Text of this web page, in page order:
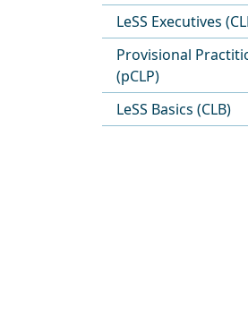
LeSS Executives
Provisional
(pCLP)
LeSS Basics (CLB)